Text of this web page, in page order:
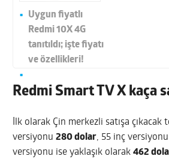
Uygun fiyatlı
Redmi 10X 4G
tanıtıldı; işte fiyatı
ve özellikleri!
Redmi Smart TV X kaça
İlk olarak Çin merkezli satışa
versiyonu280 dolar, 55 inç
versiyonu ise yaklaşık olarak462